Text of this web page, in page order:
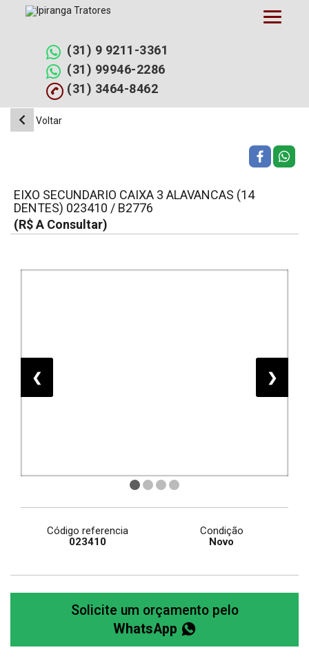
(31) 9 9211-3361
(31) 99946-2286
(31) 3464-8462
Voltar
EIXO SECUNDARIO CAIXA 3 ALAVANCAS (14
DENTES) 023410 / B2776
(R$ A Consultar)
❮ ❯
Código referencia
023410
Condição
Novo
Solicite um orçamento pelo
WhatsApp